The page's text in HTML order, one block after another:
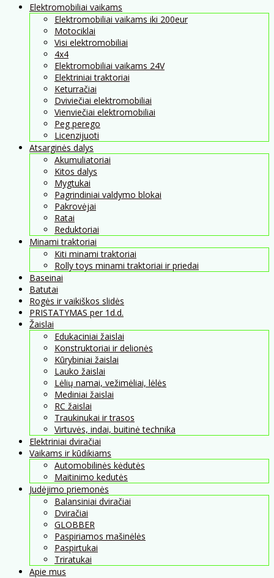
Elektromobiliai vaikams
Elektromobiliai vaikams iki 200eur
Motociklai
Visi elektromobiliai
4x4
Elektromobiliai vaikams 24V
Elektriniai traktoriai
Keturračiai
Dviviečiai elektromobiliai
Vienviečiai elektromobiliai
Peg perego
Licenzijuoti
Atsarginės dalys
Akumuliatoriai
Kitos dalys
Mygtukai
Pagrindiniai valdymo blokai
Pakrovėjai
Ratai
Reduktoriai
Minami traktoriai
Kiti minami traktoriai
Rolly toys minami traktoriai ir priedai
Baseinai
Batutai
Rogės ir vaikiškos slidės
PRISTATYMAS per 1d.d.
Žaislai
Edukaciniai žaislai
Konstruktoriai ir delionės
Kūrybiniai žaislai
Lauko žaislai
Lėlių namai, vežimėliai, lėlės
Mediniai žaislai
RC žaislai
Traukinukai ir trasos
Virtuvės, indai, buitinė technika
Elektriniai dviračiai
Vaikams ir kūdikiams
Automobilinės kėdutės
Maitinimo kedutės
Judėjimo priemonės
Balansiniai dviračiai
Dviračiai
GLOBBER
Paspiriamos mašinėlės
Paspirtukai
Triratukai
Apie mus